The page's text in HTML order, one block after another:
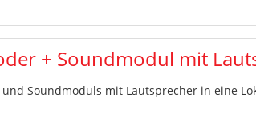
+ Soundmodul mit
Soundmoduls mit Lautsprecher in eine